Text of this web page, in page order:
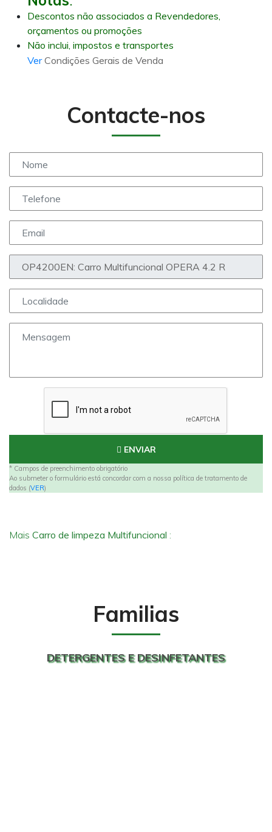
Descontos não associados a Revendedores,
orçamentos ou promoções
Não inclui, impostos e transportes
VerCondições Gerais de Venda
Contacte-nos
ENVIAR
* Campos de preenchimento obrigatório
Ao submeter o formulário está concordar com a nossa política de tratamento de
dados (VER)
Mais Carro de limpeza Multifuncional :
Familias
DETERGENTES E DESINFETANTES